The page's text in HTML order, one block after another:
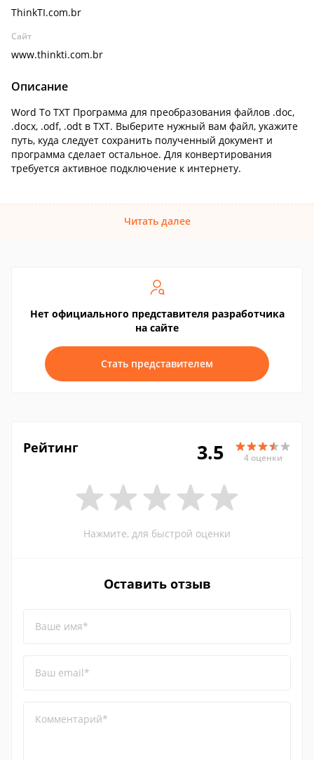
ThinkTI.com.br
Сайт
www.thinkti.com.br
Описание
Word To TXT Программа для преобразования файлов .doc,
.docx, .odf, .odt в TXT. Выберите нужный вам файл, укажите
путь, куда следует сохранить полученный документ и
программа сделает остальное. Для конвертирования
требуется активное подключение к интернету.
Читать далее
Нет официального представителя разработчика
на сайте
Стать представителем
Рейтинг 3.5 4 оценки
Нажмите, для быстрой оценки
Оставить отзыв
Ваше имя*
Ваш email*
Комментарий*